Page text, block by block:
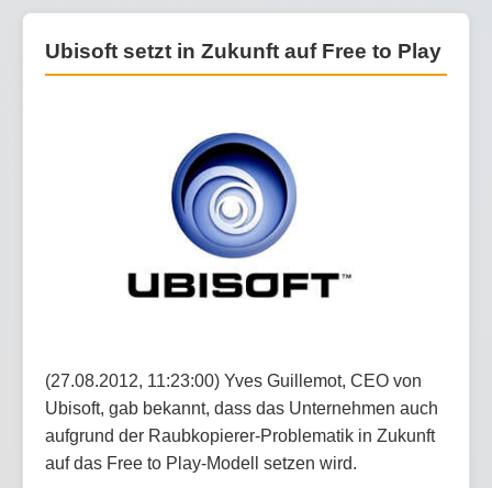
Ubisoft setzt in Zukunft auf Free to Play
(27.08.2012, 11:23:00) Yves Guillemot, CEO von
Ubisoft, gab bekannt, dass das Unternehmen auch
aufgrund der Raubkopierer-Problematik in Zukunft
auf das Free to Play-Modell setzen wird.